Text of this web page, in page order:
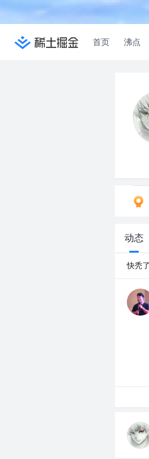
首页 沸点
动态
快秃